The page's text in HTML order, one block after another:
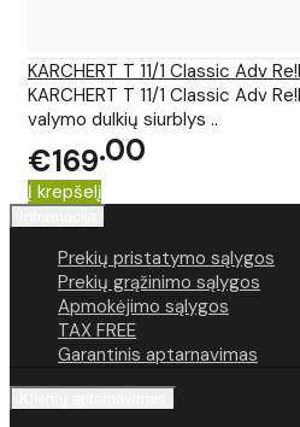
KARCHERT T 11/1 Classic Adv
KARCHERT T 11/1 Classic Adv
valymo dulkių siurblys ..
€169 00
Į krepšelį
Prekių pristatymo sąlygos
Prekių grąžinimo sąlygos
Apmokėjimo sąlygos
TAX FREE
Garantinis aptarnavimas